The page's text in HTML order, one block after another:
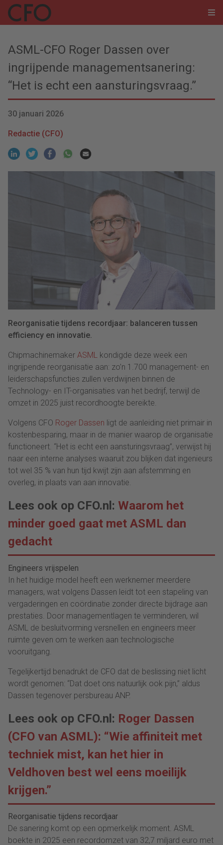
ASML-CFO Roger Dassen over
ingrijpende managementsanering:
“Het is echt een aansturingsvraag.”
30 januari 2026
Redactie (CFO)
Reorganisatie tijdens recordjaar: balanceren tussen
efficiency en innovatie.
Chipmachinemaker ASML kondigde deze week een
ingrijpende reorganisatie aan: zo’n 1.700 management- en
leiderschapsfuncties zullen verdwijnen binnen de
Technology- en IT-organisaties van het bedrijf, terwijl de
omzet in 2025 juist recordhoogte bereikte.
Volgens CFO Roger Dassen ligt de aanleiding niet primair in
kostenbesparing, maar in de manier waarop de organisatie
functioneert. “Het is echt een aansturingsvraag”, verwijst hij
naar een interne analyses waaruit zou blijken dat ingenieurs
tot wel 35 % van hun tijd kwijt zijn aan afstemming en
overleg, in plaats van aan innovatie.
Lees ook op CFO.nl: Waarom het
minder goed gaat met ASML dan
gedacht
Engineers vrijspelen
In het huidige model heeft een werknemer meerdere
managers, wat volgens Dassen leidt tot een stapeling van
vergaderingen en coördinatie zonder directe bijdrage aan
prestaties. Door managementlagen te verminderen, wil
ASML de besluitvorming versnellen en engineers meer
ruimte geven om te werken aan technologische
vooruitgang.
Tegelijkertijd benadrukt de CFO dat de beslissing niet licht
wordt genomen: “Dat doet ons natuurlijk ook pijn,” aldus
Dassen tegenover persbureau ANP.
Lees ook op CFO.nl: Roger Dassen
(CFO van ASML): “Wie affiniteit met
techniek mist, kan het hier in
Veldhoven best wel eens moeilijk
krijgen.”
Reorganisatie tijdens recordjaar
De sanering komt op een opmerkelijk moment. ASML
boekte in 2025 een recordomzet van 32,7 miljard euro met